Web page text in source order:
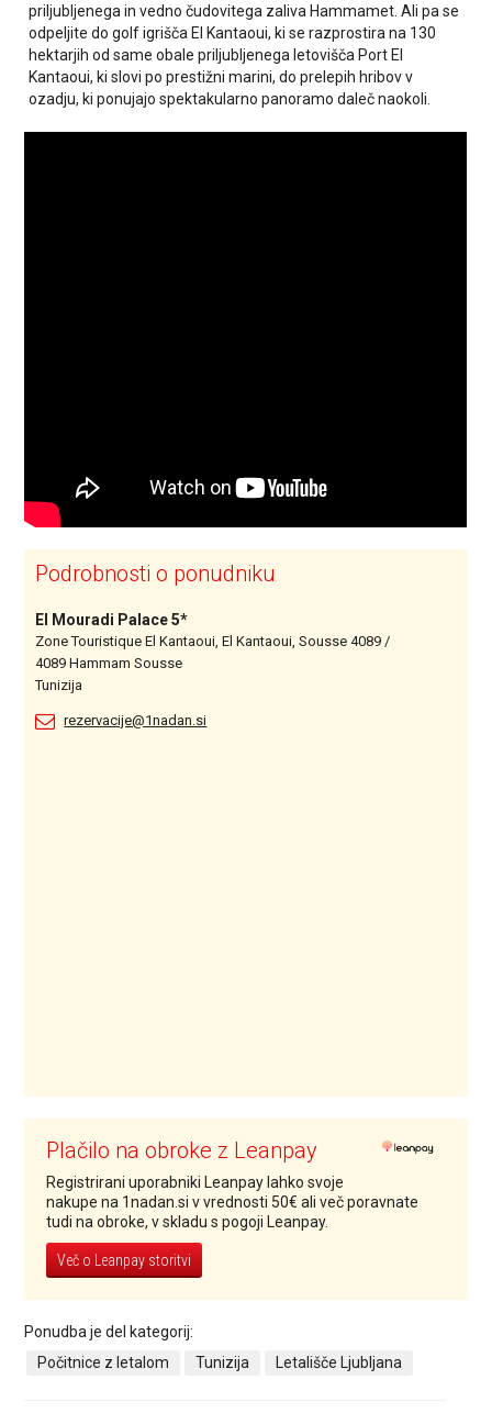
priljubljenega in vedno čudovitega zaliva Hammamet. Ali pa se
odpeljite do golf igrišča El Kantaoui, ki se razprostira na 130
hektarjih od same obale priljubljenega letovišča Port El
Kantaoui, ki slovi po prestižni marini, do prelepih hribov v
ozadju, ki ponujajo spektakularno panoramo daleč naokoli.
Podrobnosti o ponudniku
El Mouradi Palace 5*
Zone Touristique El Kantaoui, El Kantaoui, Sousse 4089 /
4089 Hammam Sousse
Tunizija
rezervacije@1nadan.si
Plačilo na obroke z Leanpay
Registrirani uporabniki Leanpay lahko svoje
nakupe na 1nadan.si v vrednosti 50€ ali več poravnate
tudi na obroke, v skladu s pogoji Leanpay.
Več o Leanpay storitvi
Ponudba je del kategorij:
Počitnice z letalom
Tunizija Letališče Ljubljana